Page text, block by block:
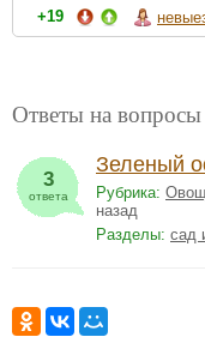
+19
Ответы на
3
ответа
Зеленый
Рубрика:
назад
Разделы: сад